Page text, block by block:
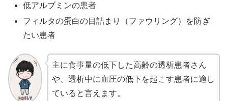
低アルブミンの患者
フィルタの蛋白の目詰まり（ファウリング）を防ぎ
たい患者
主に食事量の低下した高齢の透析患者さん
や、透析中に血圧の低下を起こす患者に適し
ていると言えます。